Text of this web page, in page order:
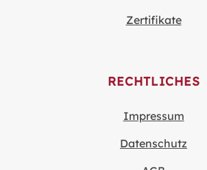
Zertifikate
RECHTLICHES
Impressum
Datenschutz